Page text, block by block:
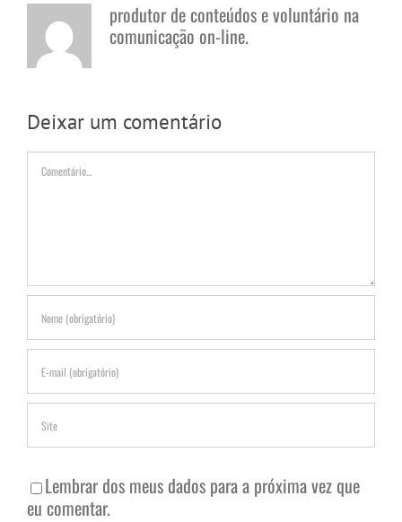
produtor de conteúdos e voluntário na
comunicação on-line.
Deixar um comentário
Comentário
Lembrar dos meus dados para a próxima vez que
eu comentar.